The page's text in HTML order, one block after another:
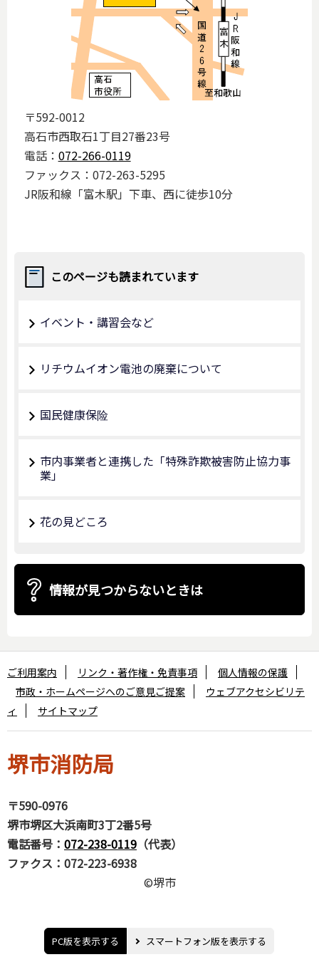
〒592-0012
高石市西取石1丁目27番23号
電話： 072-266-0119
ファックス：072-263-5295
JR阪和線「富木駅」下車、西に徒歩10分
このページも読まれています
イベント・講習会など
リチウムイオン電池の廃棄について
国民健康保险
市内事業者と連携した「特殊詐欺被害防止協力事
業」
花の見どころ
情報が見つからないときは
堺市消防局
〒590-0976
堺市堺区大浜南町3丁2番5号
電話番号： 072-238-0119 （代表）
ファクス：072-223-6938
ご利用案内 リンク・著作権・免責事項
個人情報の保護
市政・ホームページへのご意見ご提案
ウェブアクセシビリテ
ィ
サイトマップ
©堺市
PC版を表示する スマートフォン版を表示する